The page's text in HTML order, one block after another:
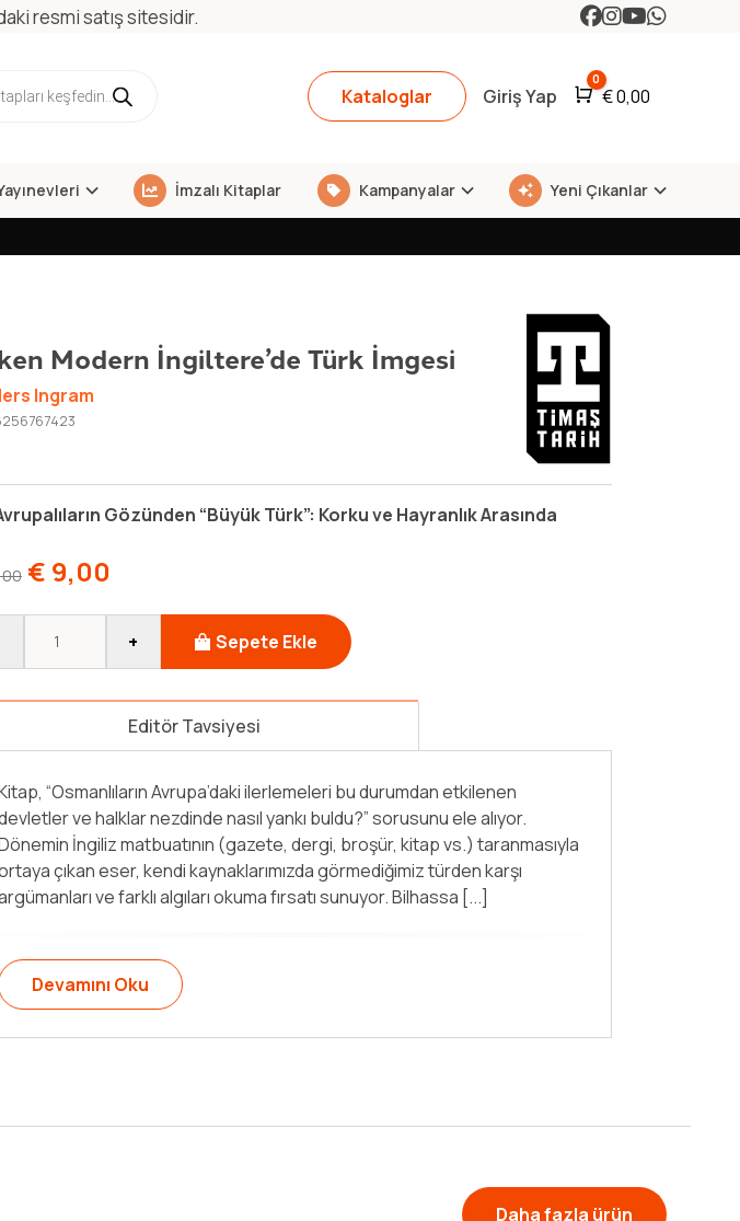
resmi satış sitesidir.
Kataloglar Giriş Yap Araba
0
€0,00
İmzalı Kitaplar Kampanyalar Yeni Çıkanlar
Modern İngiltere’de Türk İmgesi
Ingram
Gözünden “Büyük Türk”: Korku ve Hayranlık Arasında
€ 9,00
+ Sepete Ekle
Editör Tavsiyesi
“Osmanlıların Avrupa’daki ilerlemeleri bu durumdan etkilenen
ve halklar nezdinde nasıl yankı buldu?” sorusunu ele alıyor.
İngiliz matbuatının (gazete, dergi, broşür, kitap vs.) taranmasıyla
çıkan eser, kendi kaynaklarımızda görmediğimiz türden karşı
ve farklı algıları okuma fırsatı sunuyor. Bilhassa [...]
Devamını Oku
Daha fazla ürün